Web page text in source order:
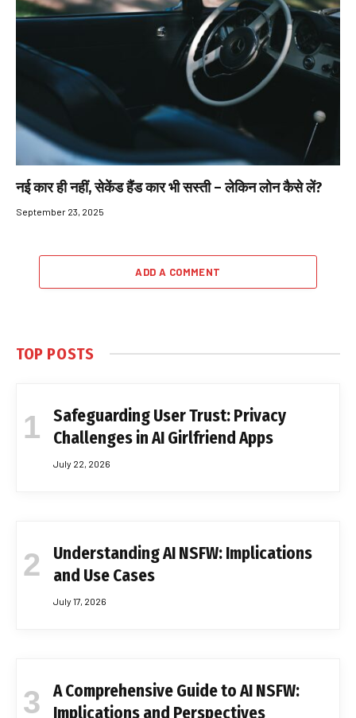
नई कार ही नहीं, सेकेंड हैंड कार भी सस्ती – लेकिन लोन कैसे लें?
September 23, 2025
ADD A COMMENT
TOP POSTS
Safeguarding User Trust: Privacy
Challenges in AI Girlfriend Apps
July 22, 2026
Understanding AI NSFW: Implications
and Use Cases
July 17, 2026
A Comprehensive Guide to AI NSFW:
Implications and Perspectives